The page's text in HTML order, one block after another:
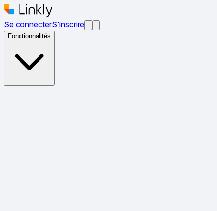
Se connecterS'inscrire
Fonctionnalités